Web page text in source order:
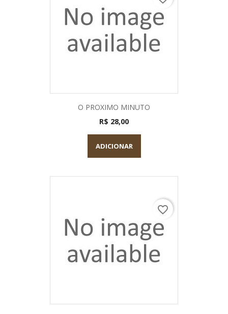
O PROXIMO MINUTO
R$ 28,00
ADICIONAR
favorite_border